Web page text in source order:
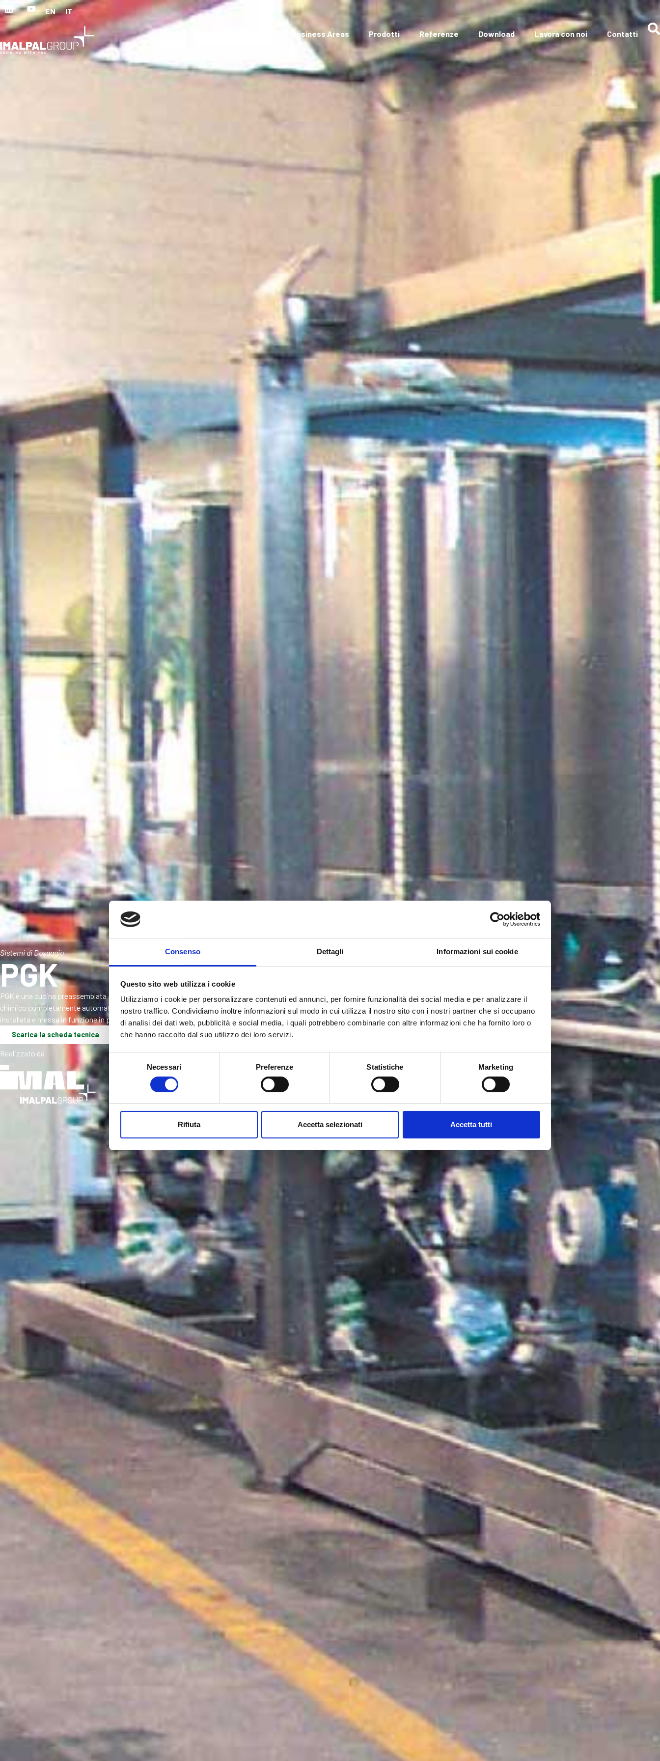
Consenso Dettagli Informazioni sui cookie
Questo sito web utilizza i cookie
Utilizziamo i cookie per personalizzare contenuti ed annunci, per fornire funzionalità dei social media e per analizzare il
nostro traffico. Condividiamo inoltre informazioni sul modo in cui utilizza il nostro sito con i nostri partner che si occupano
di analisi dei dati web, pubblicità e social media, i quali potrebbero combinarle con altre informazioni che ha fornito loro o
che hanno raccolto dal suo utilizzo dei loro servizi.
Necessari Preferenze Statistiche Marketing
Rifiuta Accetta selezionati Accetta tutti
EN IT
Business Areas Prodotti Referenze Download Lavora con noi Contatti
Sistemi di Dosaggio
PGK
PGK è una cucina preassemblata per la produzione di colle, progettata per operazioni di dosaggio
chimico completamente automatizzate. La cucina preassemblata è stata progettata per essere
installata e messa in funzione in poche ore.
Scarica la scheda tecnica
Realizzato da